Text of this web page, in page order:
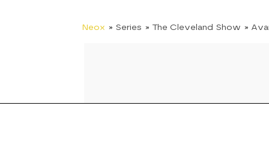
Neox » Series » The Cleveland Show »